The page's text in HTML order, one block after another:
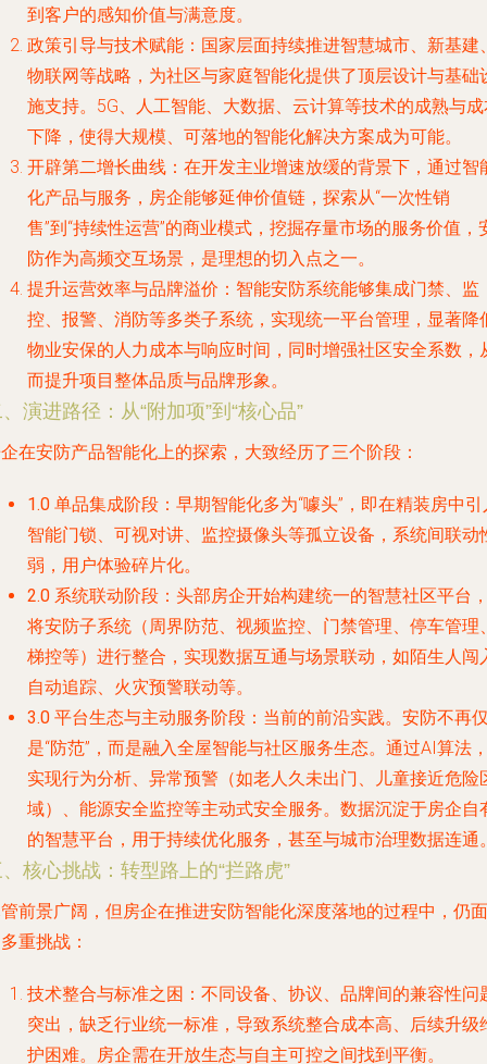
到客户的感知价值与满意度。
政策引导与技术赋能 ：国家层面持续推进智慧城市、新基建
物联网等战略，为社区与家庭智能化提供了顶层设计与基础
施支持。5G、人工智能、大数据、云计算等技术的成熟与
下降，使得大规模、可落地的智能化解决方案成为可能。
开辟第二增长曲线 ：在开发主业增速放缓的背景下，通过智
化产品与服务，房企能够延伸价值链，探索从“一次性销
售”到“持续性运营”的商业模式，挖掘存量市场的服务价值，
防作为高频交互场景，是理想的切入点之一。
提升运营效率与品牌溢价 ：智能安防系统能够集成门禁、监
控、报警、消防等多类子系统，实现统一平台管理，显著降
物业安保的人力成本与响应时间，同时增强社区安全系数，
而提升项目整体品质与品牌形象。
演进路径：从“附加项”到“核心品”
在安防产品智能化上的探索，大致经历了三个阶段：
1.0 单品集成阶段 ：早期智能化多为“噱头”，即在精装房中引
智能门锁、可视对讲、监控摄像头等孤立设备，系统间联动
弱，用户体验碎片化。
2.0 系统联动阶段 ：头部房企开始构建统一的智慧社区平台
将安防子系统（周界防范、视频监控、门禁管理、停车管理
梯控等）进行整合，实现数据互通与场景联动，如陌生人闯
自动追踪、火灾预警联动等。
3.0 平台生态与主动服务阶段 ：当前的前沿实践。安防不再
是“防范”，而是融入全屋智能与社区服务生态。通过AI算法
实现行为分析、异常预警（如老人久未出门、儿童接近危险
域）、能源安全监控等主动式安全服务。数据沉淀于房企自
的智慧平台，用于持续优化服务，甚至与城市治理数据连通
核心挑战：转型路上的“拦路虎”
前景广阔，但房企在推进安防智能化深度落地的过程中，仍面
重挑战：
技术整合与标准之困 ：不同设备、协议、品牌间的兼容性问
突出，缺乏行业统一标准，导致系统整合成本高、后续升级
护困难。房企需在开放生态与自主可控之间找到平衡。